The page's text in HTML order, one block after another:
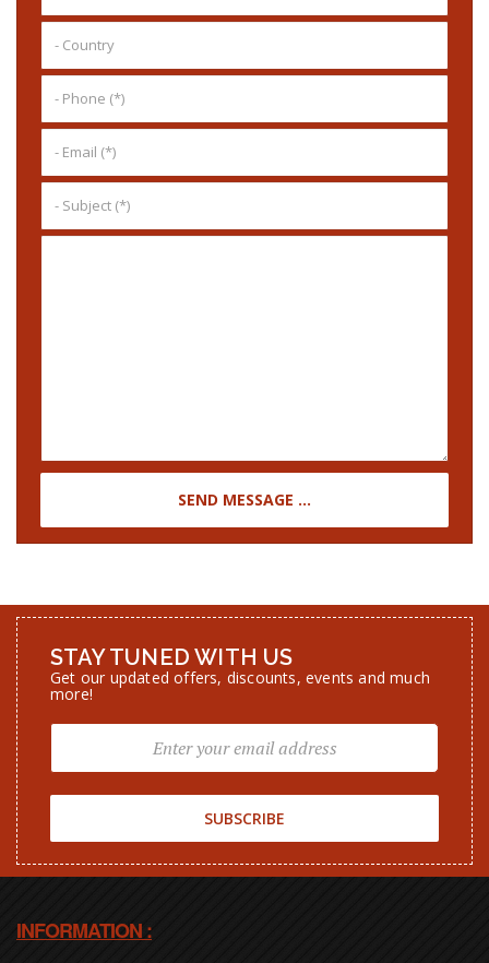
SEND MESSAGE ...
Get our updated offers, discounts, events and much
more!
SUBSCRIBE